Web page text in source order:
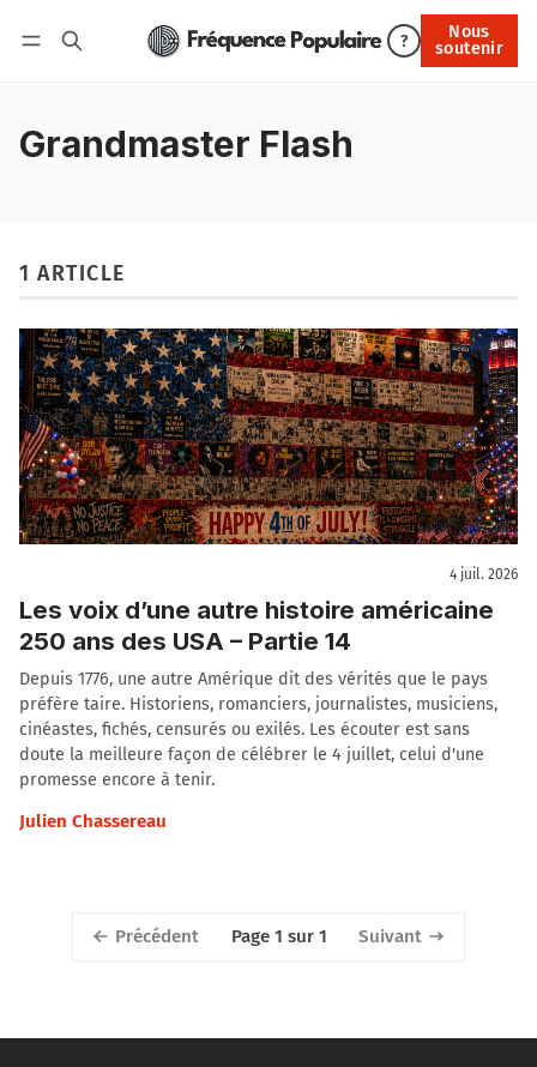
?
Nous
soutenir
Nous soutenir
Grandmaster Flash
1 ARTICLE
4 juil. 2026
Les voix d’une autre histoire américaine
250 ans des USA – Partie 14
Depuis 1776, une autre Amérique dit des vérités que le pays
préfère taire. Historiens, romanciers, journalistes, musiciens,
cinéastes, fichés, censurés ou exilés. Les écouter est sans
doute la meilleure façon de célébrer le 4 juillet, celui d'une
promesse encore à tenir.
Julien Chassereau
Précédent Page 1 sur 1 Suivant